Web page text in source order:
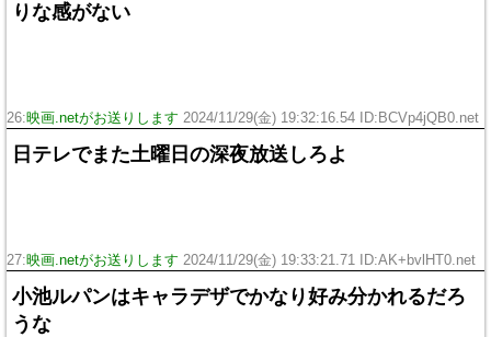
りな感がない
26:映画.netがお送りします 2024/11/29(金) 19:32:16.54 ID:BCVp4jQB0.net
日テレでまた土曜日の深夜放送しろよ
27:映画.netがお送りします 2024/11/29(金) 19:33:21.71 ID:AK+bvlHT0.net
小池ルパンはキャラデザでかなり好み分かれるだろ
うな